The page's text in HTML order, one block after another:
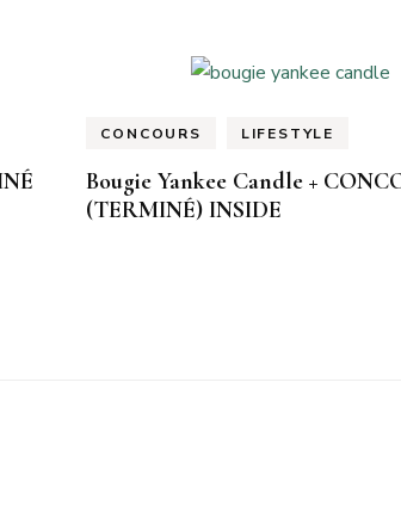
CONCOURS LIFESTYLE
Bougie Yankee Candle +
(TERMINÉ) INSIDE